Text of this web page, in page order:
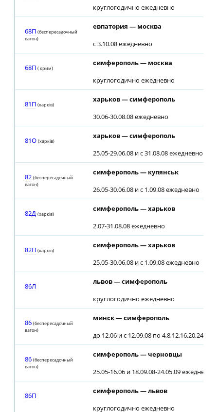
круглогодично ежедневно
68П (беспересадочный
вагон)
евпатория — москва
с 3.10.08 ежедневно
68П ( крим)
симферополь — москва
круглогодично ежедневно
81П (харкiв)
харьков — симферополь
30.06-30.08.08 ежедневно
81О (харкiв)
харьков — симферополь
25.05-29.06.08 и с 31.08.08 ежедневно
82 (беспересадочный
вагон)
симферополь — купянськ
26.05-30.06.08 и с 1.09.08 ежедневно
82Д (харкiв)
симферополь — харьков
2.07-31.08.08 ежедневно
82П (харкiв)
симферополь — харьков
25.05-30.06.08 и с 1.09.08 ежедневно
86Л
львов — симферополь
круглогодично ежедневно
86 (беспересадочный
вагон)
минск — симферополь
до 12.06 и с 12.09.08 по
86 (беспересадочный
вагон)
симферополь — черновцы
25.05-16.06 и 18.09.08-24.05.09 ежедневно
86П
симферополь — львов
круглогодично ежедневно